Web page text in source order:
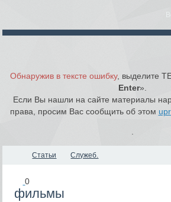
Обнаружив в тексте ошибку, выделите
Enter».
Если Вы нашли на сайте материалы
права, просим Вас сообщить об этом
Статьи Служеб.
0
фильмы